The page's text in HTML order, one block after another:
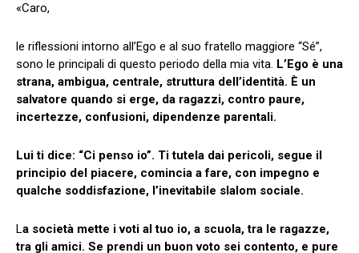
«Caro,
le riflessioni intorno all’Ego e al suo fratello maggiore “Sé”,
sono le principali di questo periodo della mia vita. L’Ego è una
strana, ambigua, centrale, struttura dell’identità. È un
salvatore quando si erge, da ragazzi, contro paure,
incertezze, confusioni, dipendenze parentali.
Lui ti dice: “Ci penso io”. Ti tutela dai pericoli, segue il
principio del piacere, comincia a fare, con impegno e
qualche soddisfazione, l’inevitabile slalom sociale.
La società mette i voti al tuo io, a scuola, tra le ragazze,
tra gli amici. Se prendi un buon voto sei contento, e pure